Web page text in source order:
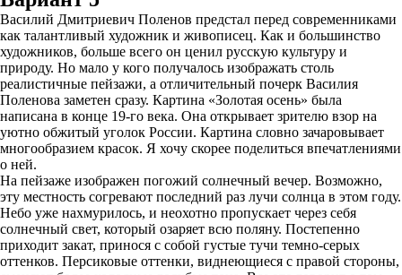
Василий Дмитриевич Поленов предстал перед современниками
как талантливый художник и живописец. Как и большинство
художников, больше всего он ценил русскую культуру и
природу. Но мало у кого получалось изображать столь
реалистичные пейзажи, а отличительный почерк Василия
Поленова заметен сразу. Картина «Золотая осень» была
написана в конце 19-го века. Она открывает зрителю взор на
уютно обжитый уголок России. Картина словно зачаровывает
многообразием красок. Я хочу скорее поделиться впечатлениями
о ней.
На пейзаже изображен погожий солнечный вечер. Возможно,
эту местность согревают последний раз лучи солнца в этом году.
Небо уже нахмурилось, и неохотно пропускает через себя
солнечный свет, который озаряет всю поляну. Постепенно
приходит закат, принося с собой густые тучи темно-серых
оттенков. Персиковые оттенки, виднеющиеся с правой стороны,